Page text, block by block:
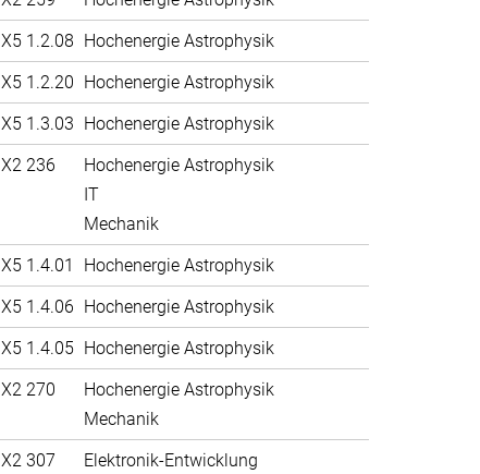
X5 1.2.08 Hochenergie Astrophysik
X5 1.2.20 Hochenergie Astrophysik
X5 1.3.03 Hochenergie Astrophysik
X2 236
Hochenergie Astrophysik
IT
Mechanik
X5 1.4.01
Hochenergie Astrophysik
X5 1.4.06 Hochenergie Astrophysik
X5 1.4.05 Hochenergie Astrophysik
X2 270
Hochenergie Astrophysik
Mechanik
X2 307 Elektronik-Entwicklung